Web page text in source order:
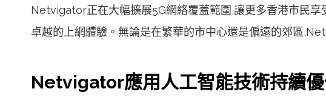
Netvigator正在大幅擴展5G網絡覆蓋範圍,讓更多香港市民
卓越的上網體驗。無論是在繁華的市中心還是偏遠的郊區
Netvigator應用人工智能技術持續